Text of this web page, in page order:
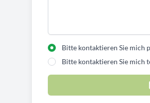
Bitte kontaktieren Sie mich
Bitte kontaktieren Sie mich